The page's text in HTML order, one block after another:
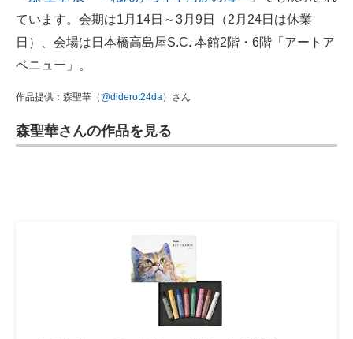
ています。会期は1月14日～3月9日（2月24日は休業
日）、会場は日本橋高島屋S.C. 本館2階・6階「アートア
ベニュー」。
作品提供：森聖華（ @diderot24da ）さん
森聖華さんの作品を見る